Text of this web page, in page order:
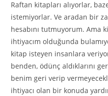
Raftan kitapları alıyorlar,
istemiyorlar. Ve aradan bir
hesabını tutmuyorum. Ama
ihtiyacım olduğunda
kitap isteyen insanlara
benden, ödünç aldıklarını
benim geri verip
ihtiyacı olan bir konuda